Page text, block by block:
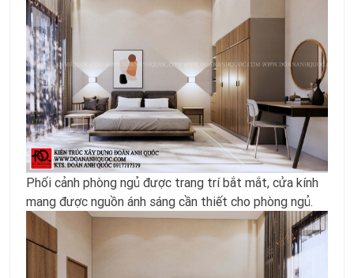
Phối cảnh phòng ngủ được trang trí bắt mắt, cửa kính
mang được nguồn ánh sáng cần thiết cho phòng ngủ.